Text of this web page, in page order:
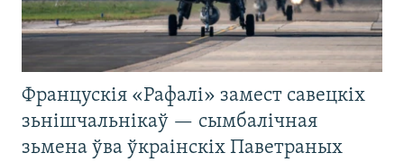
Францускія «Рафалі» замест савецкіх
зьнішчальнікаў — сымбалічная
зьмена ўва ўкраінскіх Паветраных